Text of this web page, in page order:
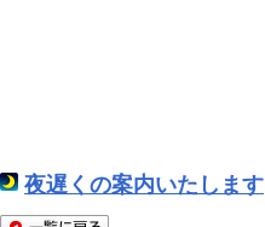
夜遅くの案内いたします